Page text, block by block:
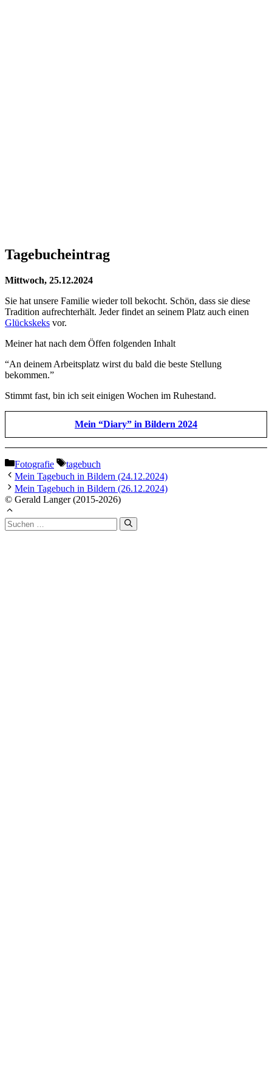
Tagebucheintrag
Mittwoch, 25.12.2024
Sie hat unsere Familie wieder toll bekocht. Schön, dass sie diese
Tradition aufrechterhält. Jeder findet an seinem Platz auch einen
Glückskeks vor.
Meiner hat nach dem Öffen folgenden Inhalt
“An deinem Arbeitsplatz wirst du bald die beste Stellung
bekommen.”
Stimmt fast, bin ich seit einigen Wochen im Ruhestand.
Mein “Diary” in Bildern 2024
Kategorien
Fotografie Schlagwörter
tagebuch
Mein Tagebuch in Bildern (24.12.2024)
Mein Tagebuch in Bildern (26.12.2024)
© Gerald Langer (2015-2026)
Suchen
nach: